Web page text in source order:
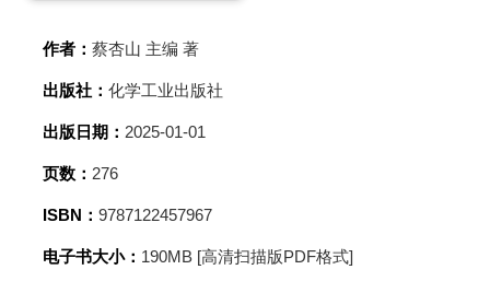
作者： 蔡杏山 主编 著
出版社： 化学工业出版社
出版日期： 2025-01-01
页数： 276
ISBN： 9787122457967
电子书大小： 190MB [高清扫描版PDF格式]